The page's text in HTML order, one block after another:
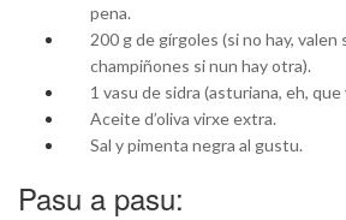
pena.
200 g de gírgoles (si no hay, valen
champiñones si nun hay otra).
1 vasu de sidra (asturiana, eh,
Aceite d’oliva virxe extra.
Sal y pimenta negra al gustu.
Pasu a pasu: